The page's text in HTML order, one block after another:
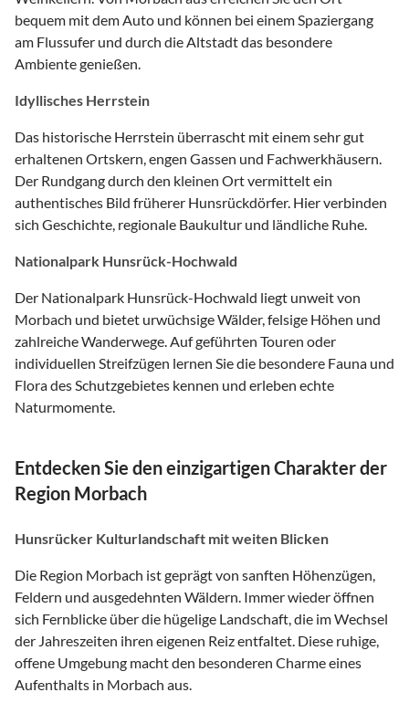
bequem mit dem Auto und können bei einem Spaziergang
am Flussufer und durch die Altstadt das besondere
Ambiente genießen.
Idyllisches Herrstein
Das historische Herrstein überrascht mit einem sehr gut
erhaltenen Ortskern, engen Gassen und Fachwerkhäusern.
Der Rundgang durch den kleinen Ort vermittelt ein
authentisches Bild früherer Hunsrückdörfer. Hier verbinden
sich Geschichte, regionale Baukultur und ländliche Ruhe.
Nationalpark Hunsrück-Hochwald
Der Nationalpark Hunsrück-Hochwald liegt unweit von
Morbach und bietet urwüchsige Wälder, felsige Höhen und
zahlreiche Wanderwege. Auf geführten Touren oder
individuellen Streifzügen lernen Sie die besondere Fauna und
Flora des Schutzgebietes kennen und erleben echte
Naturmomente.
Entdecken Sie den einzigartigen Charakter der
Region Morbach
Hunsrücker Kulturlandschaft mit weiten Blicken
Die Region Morbach ist geprägt von sanften Höhenzügen,
Feldern und ausgedehnten Wäldern. Immer wieder öffnen
sich Fernblicke über die hügelige Landschaft, die im Wechsel
der Jahreszeiten ihren eigenen Reiz entfaltet. Diese ruhige,
offene Umgebung macht den besonderen Charme eines
Aufenthalts in Morbach aus.